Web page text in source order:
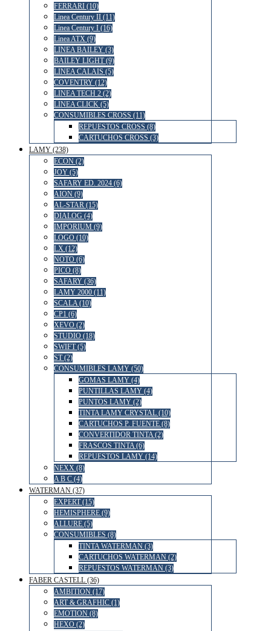
FERRARI (10)
Linea Century II (11)
Linea Century I (16)
Linea ATX (9)
LINEA BAILEY (3)
BAILEY LIGHT (9)
LINEA CALAIS (5)
COVENTRY (12)
LINEA TECH 2 (2)
LINEA CLICK (5)
CONSUMIBLES CROSS (11)
REPUESTOS CROSS (8)
CARTUCHOS CROSS (3)
LAMY (238)
ECON (2)
JOY (5)
SAFARY ED. 2024 (6)
AION (9)
AL-STAR (15)
DIALOG (4)
IMPORIUM (9)
LOGO (10)
LX (12)
NOTO (6)
PICO (8)
SAFARY (36)
LAMY 2000 (11)
SCALA (10)
CP1 (6)
XEVO (2)
STUDIO (18)
SWIFT (5)
ST (2)
CONSUMIBLES LAMY (50)
GOMAS LAMY (4)
PUNTILLAS LAMY (4)
PUNTOS LAMY (2)
TINTA LAMY CRYSTAL (10)
CARTUCHOS P. FUENTE (8)
CONVERTIDOR TINTA (2)
FRASCOS TINTA (6)
REPUESTOS LAMY (14)
NEXX (8)
A B C (4)
WATERMAN (37)
EXPERT (15)
HEMISPHERE (9)
ALLURE (5)
CONSUMIBLES (8)
TINTA WATERMAN (3)
CARTUCHOS WATERMAN (2)
REPUESTOS WATERMAN (3)
FABER CASTELL (36)
AMBITION (17)
ART & GRAFHIC (1)
EMOTION (8)
HEXO (2)